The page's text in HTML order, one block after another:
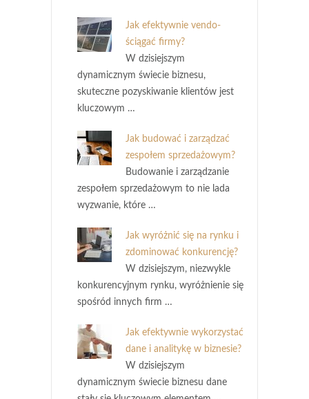
Jak efektywnie vendo-
ściągać firmy?
W dzisiejszym
dynamicznym świecie biznesu,
skuteczne pozyskiwanie klientów jest
kluczowym …
Jak budować i zarządzać
zespołem sprzedażowym?
Budowanie i zarządzanie
zespołem sprzedażowym to nie lada
wyzwanie, które …
Jak wyróżnić się na rynku i
zdominować konkurencję?
W dzisiejszym, niezwykle
konkurencyjnym rynku, wyróżnienie się
spośród innych firm …
Jak efektywnie wykorzystać
dane i analitykę w biznesie?
W dzisiejszym
dynamicznym świecie biznesu dane